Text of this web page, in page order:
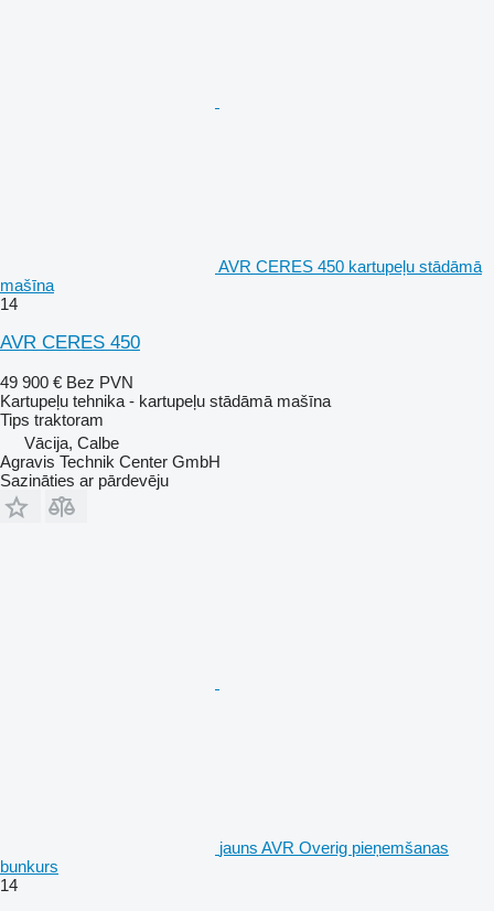
AVR CERES 450 kartupeļu stādāmā
mašīna
14
AVR CERES 450
49 900 € Bez PVN
Kartupeļu tehnika - kartupeļu stādāmā mašīna
Tips traktoram
Vācija, Calbe
Agravis Technik Center GmbH
Sazināties ar pārdevēju
jauns AVR Overig pieņemšanas
bunkurs
14